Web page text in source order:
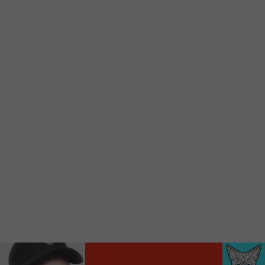
locale vous sont maintenant accessibles en un clic!